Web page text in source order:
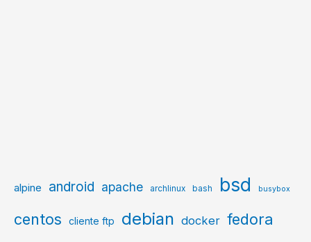
alpine android apache archlinux bash bsd busybox
centos cliente ftp debian docker fedora